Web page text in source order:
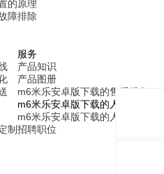
的原理
障排除
制
服务
产品知识
产品图册
m6米乐安卓版下载的售后服务
m6米乐安卓版下载的人才招聘
m6米乐安卓版下载的人才理念
招聘职位